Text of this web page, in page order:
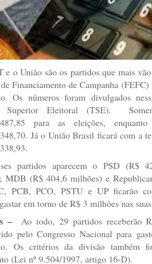
e o União são os partidos que mais
Financiamento de Campanha
Os números foram divulgados
Superior Eleitoral (TSE).
para as eleições,
Já o União Brasil ficará com a
partidos aparecem o PSD (R$
MDB (R$ 404,6 milhões) e
PCB, PCO, PSTU e UP ficarão
em torno de R$ 3 milhões nas
–Ao todo, 29 partidos receberão
pelo Congresso Nacional para
Os critérios da divisão também
(Lei nº 9.504/1997, artigo 16-D).